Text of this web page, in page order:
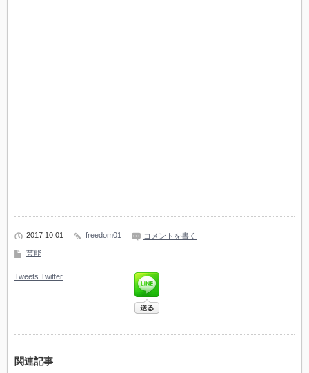
2017 10.01 freedom01 コメントを書く
芸能
Tweets Twitter
関連記事